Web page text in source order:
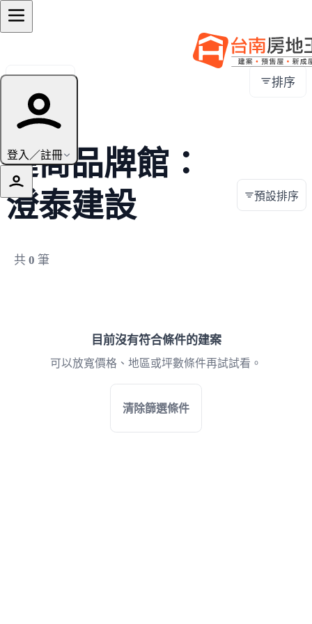
登入／註冊
排序
建商品牌館：
澄泰建設
共 0 筆
預設排序
目前沒有符合條件的建案
可以放寬價格、地區或坪數條件再試試看。
清除篩選條件